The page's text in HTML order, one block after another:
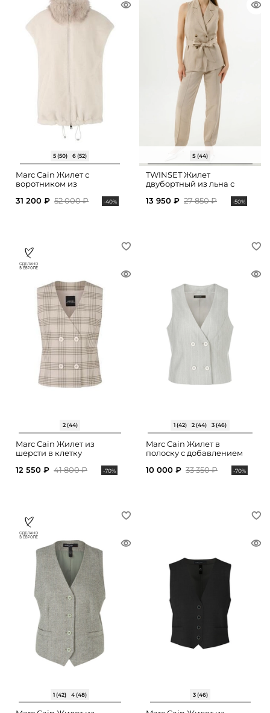
5 (50) 6 (52)
Marc Cain Жилет с
воротником из
31 200 ₽ 52 000 ₽ -40%
S (44)
TWINSET Жилет
двубортный из льна с
13 950 ₽ 27 850 ₽ -50%
2 (44)
Marc Cain Жилет из
шерсти в клетку
12 550 ₽ 41 800 ₽ -70%
1 (42) 2 (44) 3 (46)
Marc Cain Жилет в
полоску с добавлением
10 000 ₽ 33 350 ₽ -70%
1 (42) 4 (48) 3 (46)